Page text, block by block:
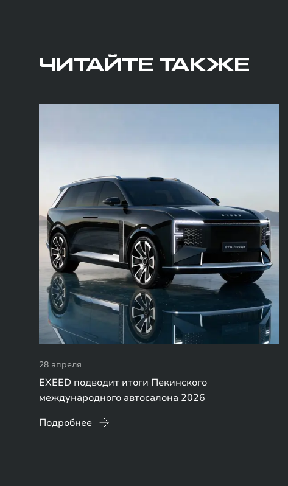
ЧИТАЙТЕ ТАКЖЕ
28 апреля
EXEED подводит итоги Пекинского
международного автосалона 2026
Подробнее